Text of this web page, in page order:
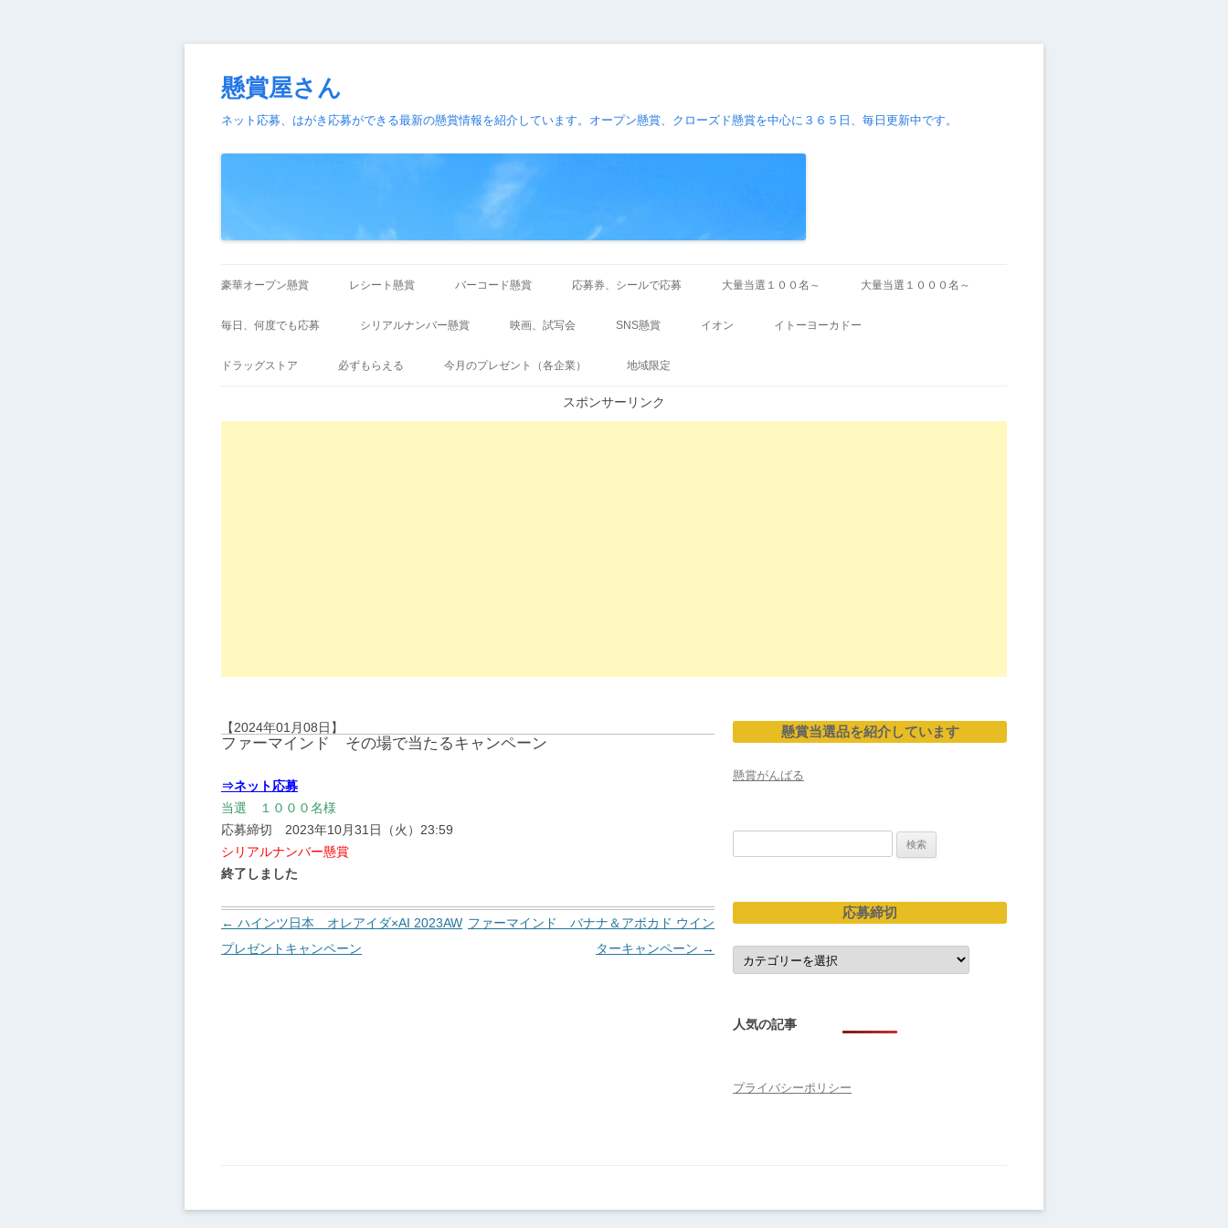
懸賞屋さん
ネット応募、はがき応募ができる最新の懸賞情報を紹介しています。オープン懸賞、クローズド懸賞を中心に３６５日、毎日更新中です。
ン
ツ
豪華オープン懸賞 レシート懸賞 バーコード懸賞 応募券、シールで応募 大量当選１００名～ 大量当選１０００名～
毎日、何度でも応募 シリアルナンバー懸賞 映画、試写会 SNS懸賞 イオン イトーヨーカドー
ドラッグストア 必ずもらえる 今月のプレゼント（各企業） 地域限定
スポンサーリンク
【2024年01月08日】
ファーマインド その場で当たるキャンペーン
⇒ネット応募
当選 １０００名様
応募締切 2023年10月31日（火）23:59
シリアルナンバー懸賞
終了しました
投
稿
← ハインツ日本 オレアイダ×AI 2023AW
プレゼントキャンペーン
ファーマインド バナナ＆アボカド ウイン
ターキャンペーン →
懸賞当選品を紹介しています
懸賞がんばる
応募締切
応
募
締
人気の記事
プライバシーポリシー